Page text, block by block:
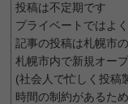
投稿は不定期です
プライベートではよ
記事の投稿は札幌市
札幌市内で新規オー
(社会人で忙しく投稿
時間の制約があるた